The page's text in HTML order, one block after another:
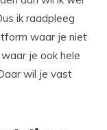
ik raadpleeg
waar je niet
je ook hele
wil je vast